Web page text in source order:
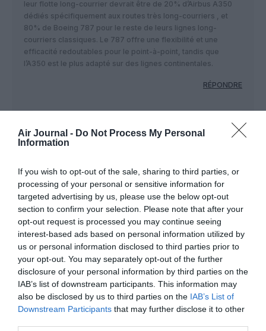
Air Journal - Do Not Process My Personal
Information
If you wish to opt-out of the sale, sharing to third parties, or
processing of your personal or sensitive information for
targeted advertising by us, please use the below opt-out
section to confirm your selection. Please note that after your
opt-out request is processed you may continue seeing
interest-based ads based on personal information utilized by
us or personal information disclosed to third parties prior to
your opt-out. You may separately opt-out of the further
disclosure of your personal information by third parties on the
IAB’s list of downstream participants. This information may
also be disclosed by us to third parties on the IAB’s List of
Downstream Participants that may further disclose it to other
leur flotte long-courrier devrait être de 20% d’Airbus A350
dédiés spécifiquement aux routes très long-courriers , et
80% de Boeing 787 pour le reste de leurs lignes long-
courriers classiques. Le 787 offre une flexibilité et une
efficacité redoutables pour le point-à-point, tandis que
l’A350 est le plus adapté sur des lignes continentales.
RÉPONDRE
Ben voyons ! a commenté :
9 juin 2026 - 11 h 20
A part enfoncer Airbus (comme d’habitude) 80%
Boeing…
On s’en fout royalement du ” je pense que…”
Qantas choisira à votre place et non l’inverse 🤣😅😂
Voilà monsieur “je pense que….”
Beaucoup de compagnies exploitent le B787 et
l’A350 dans les mêmes destinations et mêmes
objectifs.
Pour avoir pris les deux, le 787 présente
l’inconvénient d’avoir des coffres bagages cabines
étriqués.
En tout cas, bonne chance à Boeing et à Airbus,
deux constructeurs appréciés par Qantas.